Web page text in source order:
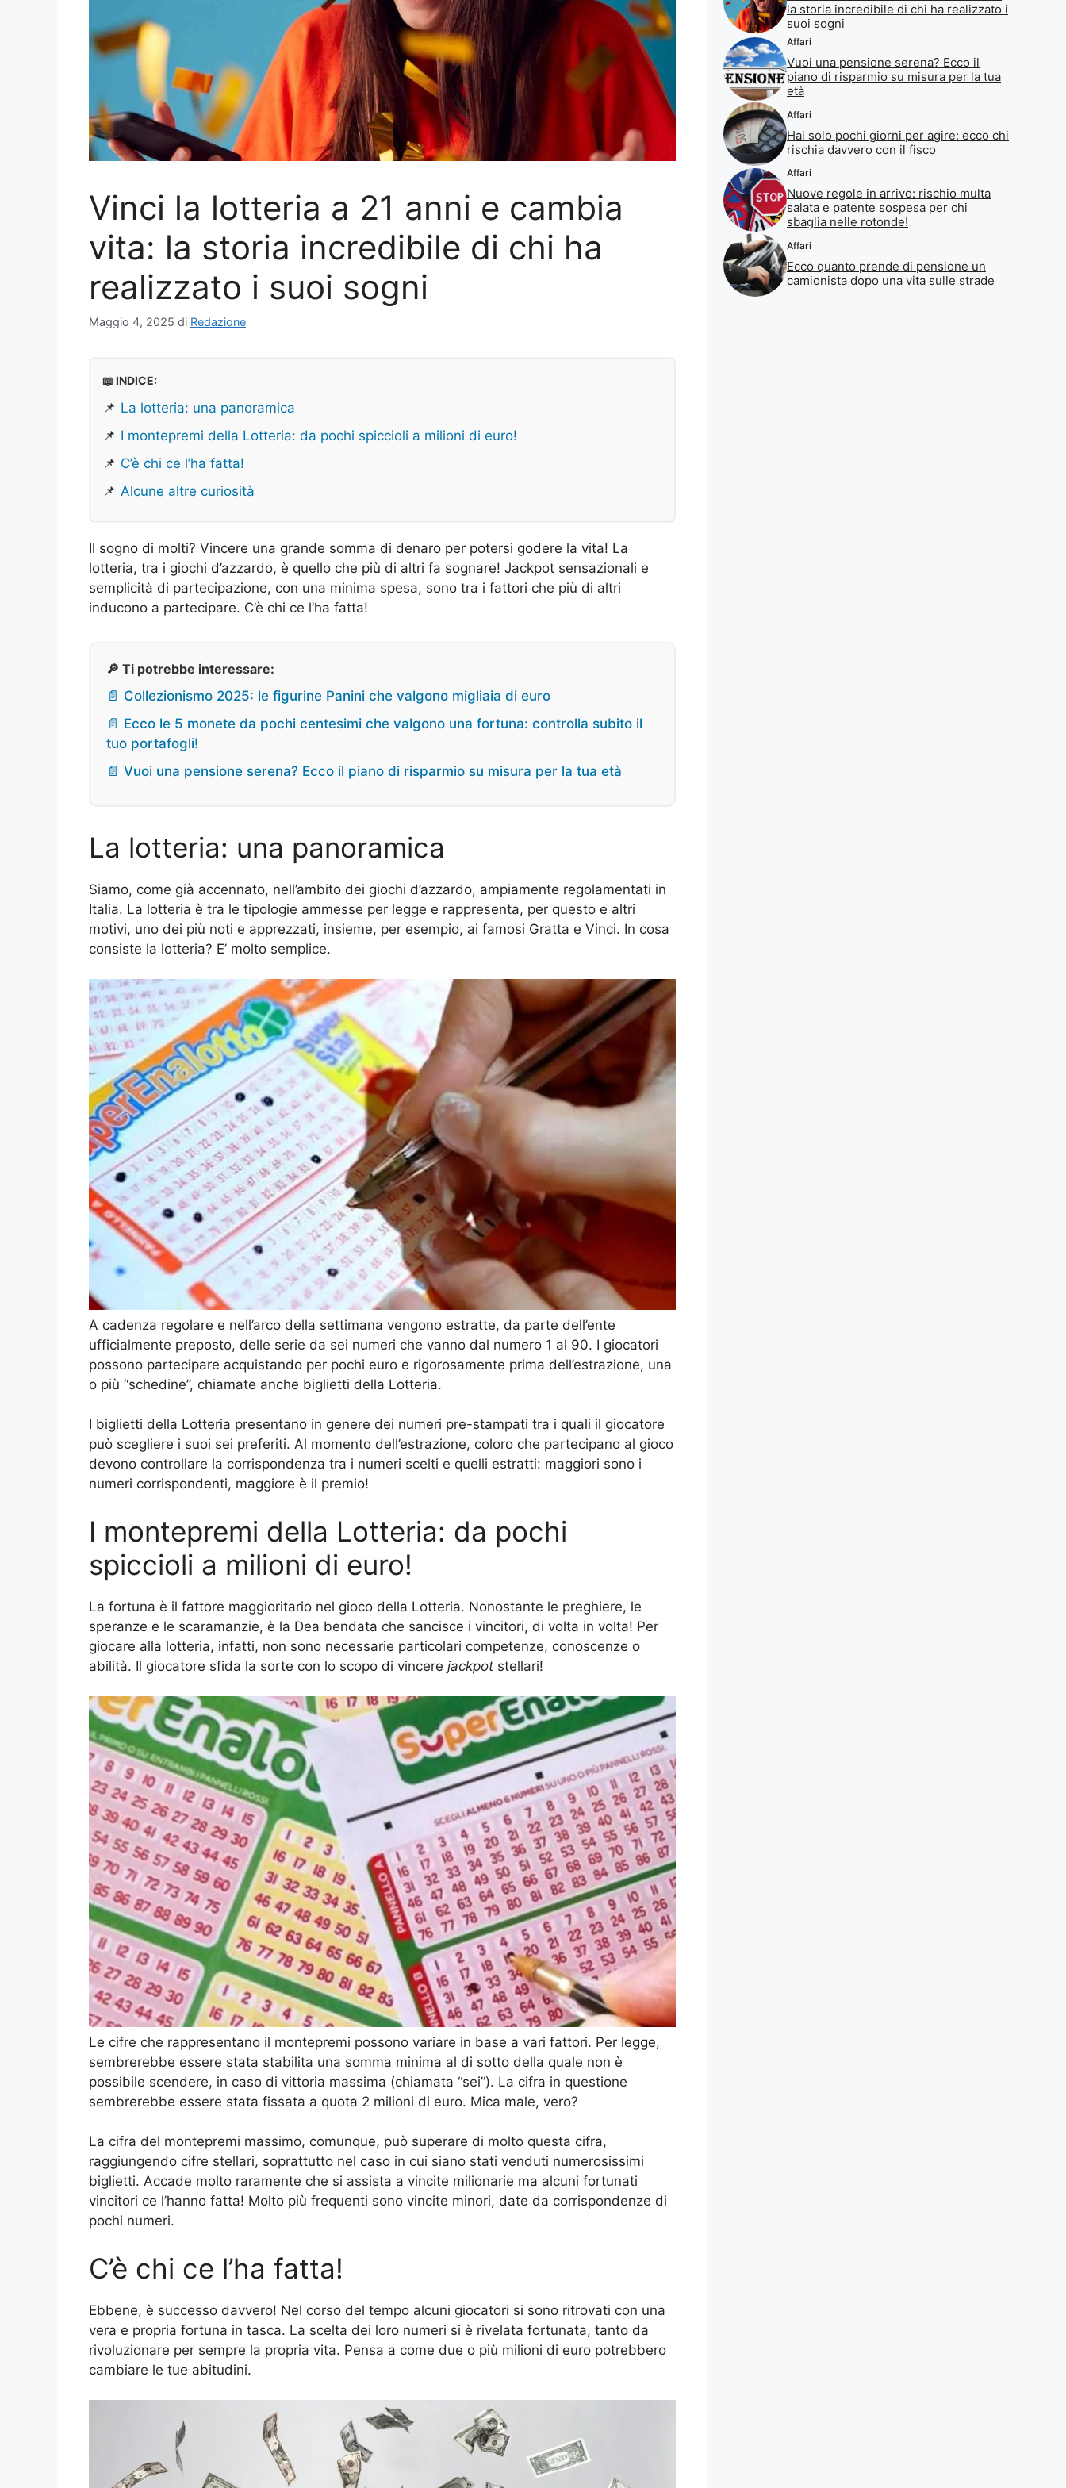
Vinci la lotteria a 21 anni e cambia
vita: la storia incredibile di chi ha
realizzato i suoi sogni
Maggio 4, 2025 di Redazione
📖 INDICE:
📌 La lotteria: una panoramica
📌 I montepremi della Lotteria: da pochi spiccioli a milioni di euro!
📌 C’è chi ce l’ha fatta!
📌 Alcune altre curiosità
Il sogno di molti? Vincere una grande somma di denaro per potersi godere la vita! La
lotteria, tra i giochi d’azzardo, è quello che più di altri fa sognare! Jackpot sensazionali e
semplicità di partecipazione, con una minima spesa, sono tra i fattori che più di altri
inducono a partecipare. C’è chi ce l’ha fatta!
🔎 Ti potrebbe interessare:
📄 Collezionismo 2025: le figurine Panini che valgono migliaia di euro
📄 Ecco le 5 monete da pochi centesimi che valgono una fortuna: controlla subito il
tuo portafogli!
📄 Vuoi una pensione serena? Ecco il piano di risparmio su misura per la tua età
La lotteria: una panoramica
Siamo, come già accennato, nell’ambito dei giochi d’azzardo, ampiamente regolamentati in
Italia. La lotteria è tra le tipologie ammesse per legge e rappresenta, per questo e altri
motivi, uno dei più noti e apprezzati, insieme, per esempio, ai famosi Gratta e Vinci. In cosa
consiste la lotteria? E’ molto semplice.
A cadenza regolare e nell’arco della settimana vengono estratte, da parte dell’ente
ufficialmente preposto, delle serie da sei numeri che vanno dal numero 1 al 90. I giocatori
possono partecipare acquistando per pochi euro e rigorosamente prima dell’estrazione, una
o più “schedine”, chiamate anche biglietti della Lotteria.
I biglietti della Lotteria presentano in genere dei numeri pre-stampati tra i quali il giocatore
può scegliere i suoi sei preferiti. Al momento dell’estrazione, coloro che partecipano al gioco
devono controllare la corrispondenza tra i numeri scelti e quelli estratti: maggiori sono i
numeri corrispondenti, maggiore è il premio!
I montepremi della Lotteria: da pochi
spiccioli a milioni di euro!
La fortuna è il fattore maggioritario nel gioco della Lotteria. Nonostante le preghiere, le
speranze e le scaramanzie, è la Dea bendata che sancisce i vincitori, di volta in volta! Per
giocare alla lotteria, infatti, non sono necessarie particolari competenze, conoscenze o
abilità. Il giocatore sfida la sorte con lo scopo di vincere jackpot stellari!
Le cifre che rappresentano il montepremi possono variare in base a vari fattori. Per legge,
sembrerebbe essere stata stabilita una somma minima al di sotto della quale non è
possibile scendere, in caso di vittoria massima (chiamata “sei”). La cifra in questione
sembrerebbe essere stata fissata a quota 2 milioni di euro. Mica male, vero?
La cifra del montepremi massimo, comunque, può superare di molto questa cifra,
raggiungendo cifre stellari, soprattutto nel caso in cui siano stati venduti numerosissimi
biglietti. Accade molto raramente che si assista a vincite milionarie ma alcuni fortunati
vincitori ce l’hanno fatta! Molto più frequenti sono vincite minori, date da corrispondenze di
pochi numeri.
C’è chi ce l’ha fatta!
Ebbene, è successo davvero! Nel corso del tempo alcuni giocatori si sono ritrovati con una
vera e propria fortuna in tasca. La scelta dei loro numeri si è rivelata fortunata, tanto da
rivoluzionare per sempre la propria vita. Pensa a come due o più milioni di euro potrebbero
cambiare le tue abitudini.
la storia incredibile di chi ha realizzato i
suoi sogni
Affari
Vuoi una pensione serena? Ecco il
piano di risparmio su misura per la tua
età
Affari
Hai solo pochi giorni per agire: ecco chi
rischia davvero con il fisco
Affari
Nuove regole in arrivo: rischio multa
salata e patente sospesa per chi
sbaglia nelle rotonde!
Affari
Ecco quanto prende di pensione un
camionista dopo una vita sulle strade